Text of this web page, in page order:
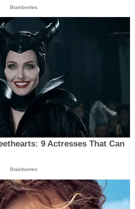
Brainberries
9 Actresses That Can
Brainberries